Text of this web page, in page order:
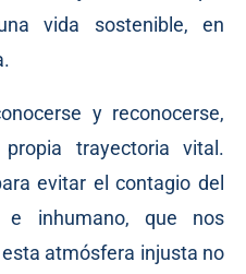
vida sostenible, en
y reconocerse,
trayectoria vital.
evitar el contagio del
e inhumano, que nos
atmósfera injusta no